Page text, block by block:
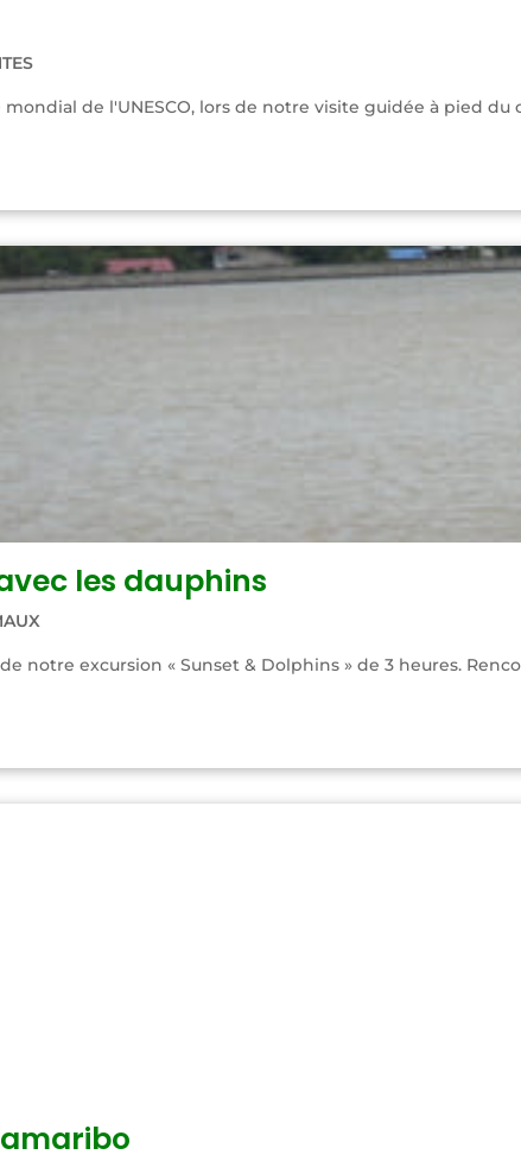
de l'UNESCO, lors de notre visite guidée à pied
les dauphins
notre excursion « Sunset & Dolphins » de 3 heures.